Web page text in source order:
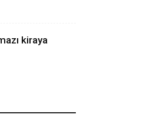
kiraya